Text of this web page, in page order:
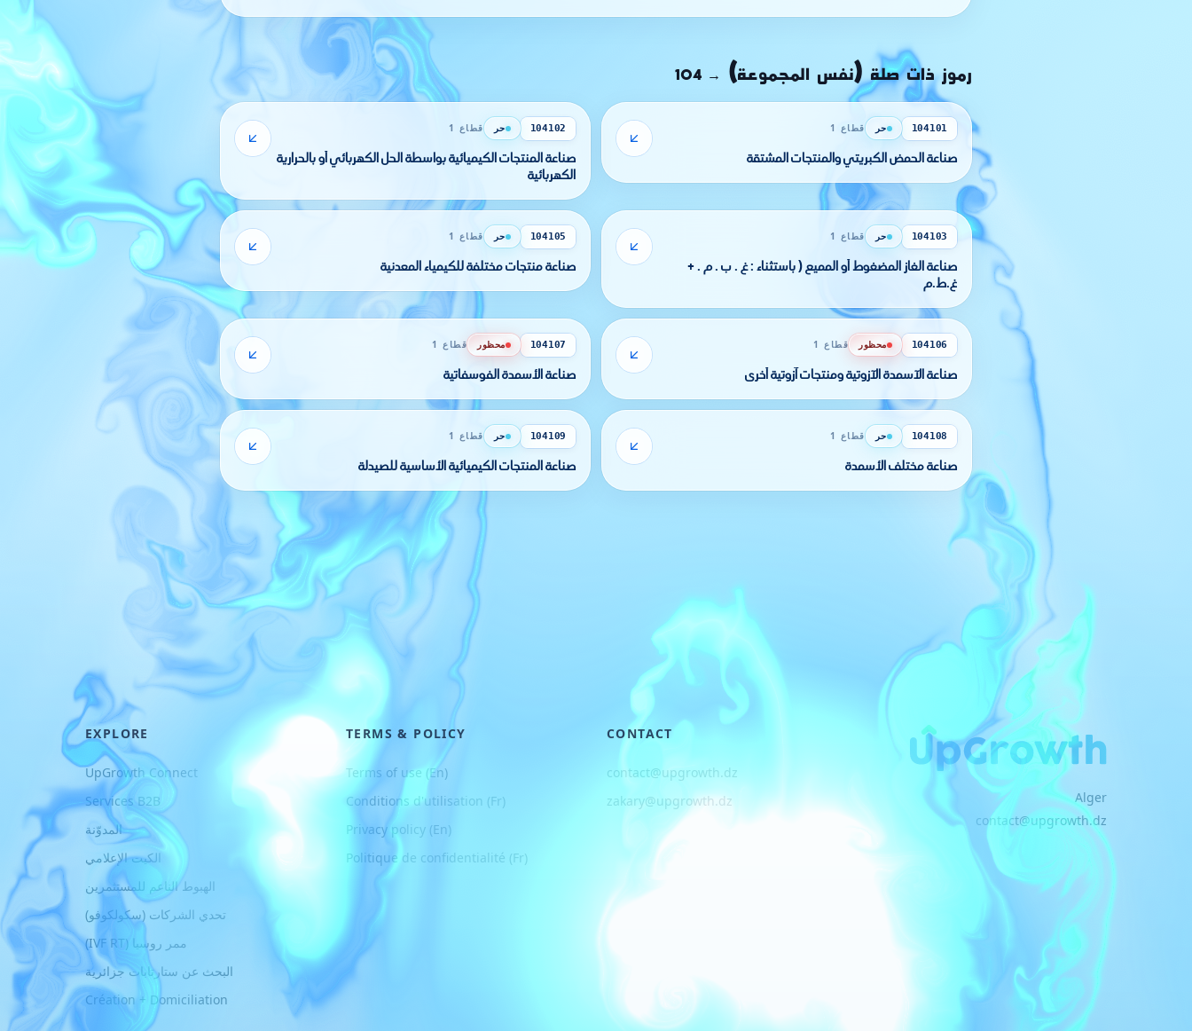
رموز ذات صلة (نفس المجموعة) →
104
104101 حر قطاع 1
صناعة الحمض الكبريتي والمنتجات المشتقة
104102 حر قطاع 1
صناعة المنتجات الكيميائية بواسطة الحل الكهربائي أو بالحرارية
الكهربائية
104103 حر قطاع 1
صناعة الغاز المضغوط أو المميع ( باستثناء : غ . ب . م . +
غ.ط.م
104105 حر قطاع 1
صناعة منتجات مختلفة للكيمياء المعدنية
104106 محظور قطاع 1
صناعة الآسمدة الآزوتية ومنتجات آزوتية أخرى
104107 محظور قطاع 1
صناعة الأسمدة الفوسفاتية
104108 حر قطاع 1
صناعة مختلف الأسمدة
104109 حر قطاع 1
صناعة المنتجات الكيميائية الأساسية للصيدلة
Alger
contact@upgrowth.dz
CONTACT
contact@upgrowth.dz
zakary@upgrowth.dz
TERMS & POLICY
Terms of use (En)
Conditions d'utilisation (Fr)
Privacy policy (En)
Politique de confidentialité (Fr)
EXPLORE
UpGrowth Connect
Services B2B
المدوّنة
الكيت الإعلامي
الهبوط الناعم للمستثمرين
تحدي الشركات (سكولكوفو)
ممر روسيا (IVF RT)
البحث عن ستارتابات جزائرية
Création + Domiciliation